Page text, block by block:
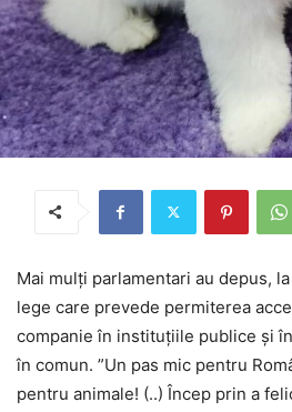
Mai mulți parlamentari au depus,
lege care prevede permiterea
companie în instituțiile publice și
în comun. ”Un pas mic pentru
pentru animale! (..) Încep prin a